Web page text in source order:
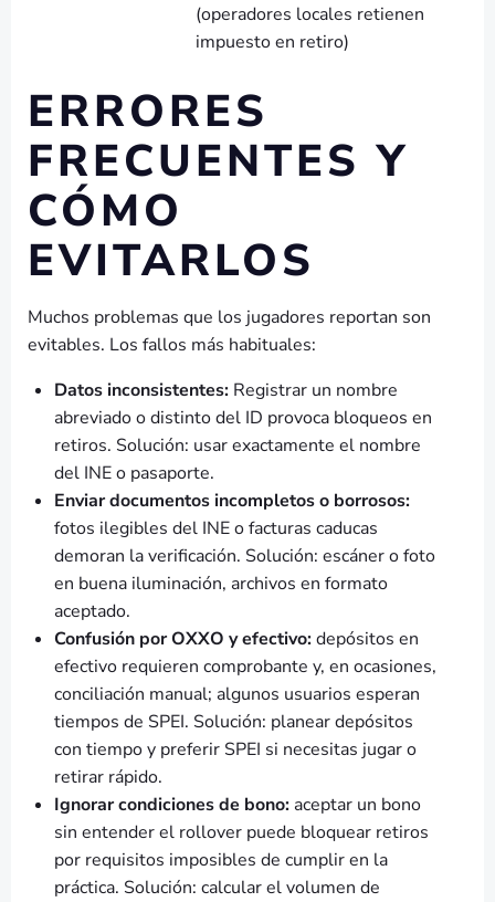
(operadores locales retienen
impuesto en retiro)
ERRORES
FRECUENTES Y
CÓMO
EVITARLOS
Muchos problemas que los jugadores reportan son
evitables. Los fallos más habituales:
Datos inconsistentes: Registrar un nombre
abreviado o distinto del ID provoca bloqueos en
retiros. Solución: usar exactamente el nombre
del INE o pasaporte.
Enviar documentos incompletos o borrosos:
fotos ilegibles del INE o facturas caducas
demoran la verificación. Solución: escáner o foto
en buena iluminación, archivos en formato
aceptado.
Confusión por OXXO y efectivo:depósitos en
efectivo requieren comprobante y, en ocasiones,
conciliación manual; algunos usuarios esperan
tiempos de SPEI. Solución: planear depósitos
con tiempo y preferir SPEI si necesitas jugar o
retirar rápido.
Ignorar condiciones de bono: aceptar un bono
sin entender el rollover puede bloquear retiros
por requisitos imposibles de cumplir en la
práctica. Solución: calcular el volumen de